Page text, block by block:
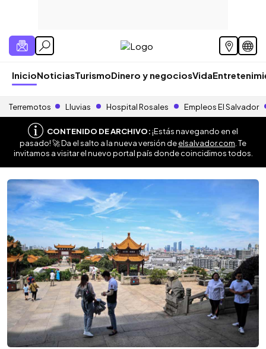
InicioNoticiasTurismoDinero y negociosVida
Terremotos Lluvias Hospital Rosales Empleos El Salvador
CONTENIDO DE ARCHIVO:¡Estás navegando en el
pasado! 🚀 Da el salto a la nueva versión deelsalvador.com . Te
invitamos a visitar el nuevo portal país donde coincidimos todos.